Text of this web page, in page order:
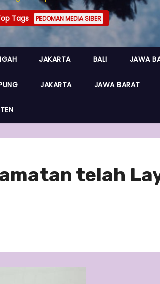
Tags PEDOMAN MEDIA SIBER
JAKARTA BALI JAWA
JAKARTA JAWA BARAT
telah